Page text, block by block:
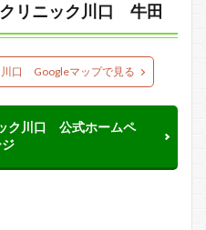
リニック川口 牛田
口 Googleマップで見る
ク川口 公式ホームペ